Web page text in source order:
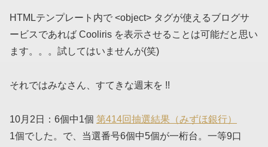
HTMLテンプレート内で <object> タグが使えるブログサ
ービスであれば Cooliris を表示させることは可能だと思い
ます。。。試してはいませんが(笑)
それではみなさん、すてきな週末を !!
10月2日：6個中1個 第414回抽選結果（みずほ銀行）
1個でした。で、当選番号6個中5個が一桁台。一等9口